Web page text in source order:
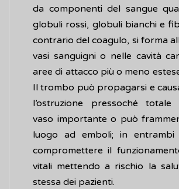
da componenti del sangue
globuli rossi, globuli bianchi e
contrario del coagulo, si forma
vasi sanguigni o nelle cavità
aree di attacco più o meno
Il trombo può propagarsi e
l’ostruzione pressoché totale
vaso importante o può
luogo ad emboli; in
compromettere il
vitali mettendo a rischio la
stessa dei pazienti.